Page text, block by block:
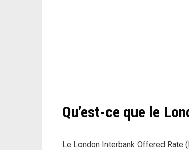
Qu’est-ce que le
Le London Interbank Offered Rate